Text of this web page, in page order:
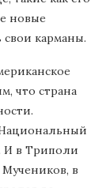
новые
карманы.
что страна
И в Триполи
в